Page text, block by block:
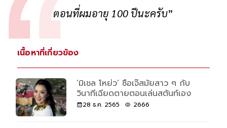
ตอนที่ผมอายุ 100 ปีนะครับ”
เนื้อหาที่เกี่ยวข้อง
‘มิเชล โหย่ว’ ซือเจ๊สมัยสาว ๆ กับ
วินาทีเฉียดตายตอนเล่นสตันท์เอง
28 ธ.ค. 2565 2666